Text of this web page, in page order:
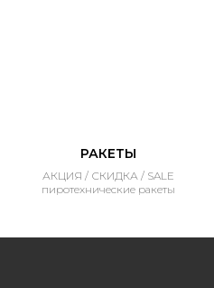
РАКЕТЫ
АКЦИЯ / СКИДКА / SALE
пиротехнические ракеты